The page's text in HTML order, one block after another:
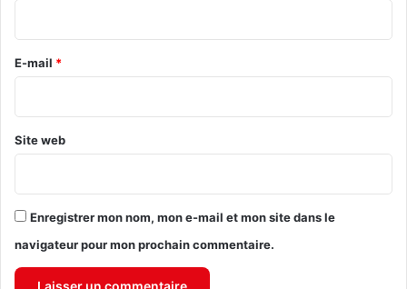
r
e
E-mail *
Site web
Enregistrer mon nom, mon e-mail et mon site dans le
navigateur pour mon prochain commentaire.